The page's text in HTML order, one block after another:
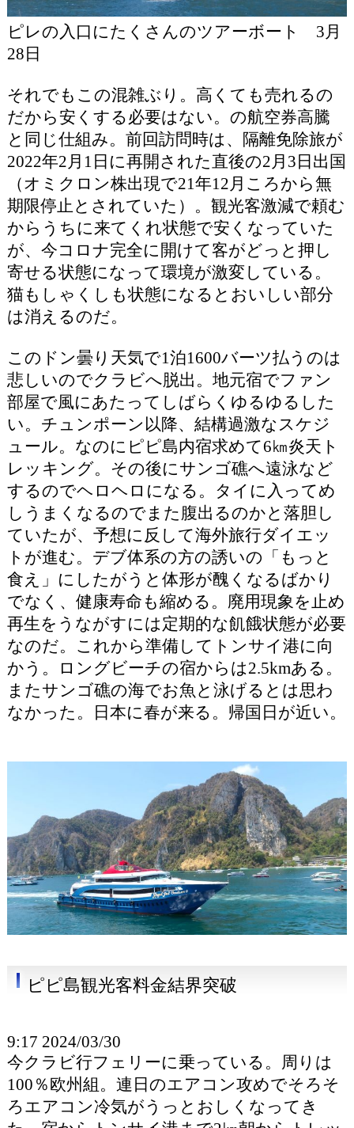
ピレの入口にたくさんのツアーボート 3月
28日
それでもこの混雑ぶり。高くても売れるの
だから安くする必要はない。の航空券高騰
と同じ仕組み。前回訪問時は、隔離免除旅が
2022年2月1日に再開された直後の2月3日出国
（オミクロン株出現で21年12月ころから無
期限停止とされていた）。観光客激減で頼む
からうちに来てくれ状態で安くなっていた
が、今コロナ完全に開けて客がどっと押し
寄せる状態になって環境が激変している。
猫もしゃくしも状態になるとおいしい部分
は消えるのだ。
このドン曇り天気で1泊1600バーツ払うのは
悲しいのでクラビへ脱出。地元宿でファン
部屋で風にあたってしばらくゆるゆるした
い。チュンポーン以降、結構過激なスケジ
ュール。なのにピピ島内宿求めて6㎞炎天ト
レッキング。その後にサンゴ礁へ遠泳など
するのでヘロヘロになる。タイに入ってめ
しうまくなるのでまた腹出るのかと落胆し
ていたが、予想に反して海外旅行ダイエッ
トが進む。デブ体系の方の誘いの「もっと
食え」にしたがうと体形が醜くなるばかり
でなく、健康寿命も縮める。廃用現象を止め
再生をうながすには定期的な飢餓状態が必要
なのだ。これから準備してトンサイ港に向
かう。ロングビーチの宿からは2.5kmある。
またサンゴ礁の海でお魚と泳げるとは思わ
なかった。日本に春が来る。帰国日が近い。
ピピ島観光客料金結界突破
9:17 2024/03/30
今クラビ行フェリーに乗っている。周りは
100％欧州組。連日のエアコン攻めでそろそ
ろエアコン冷気がうっとおしくなってき